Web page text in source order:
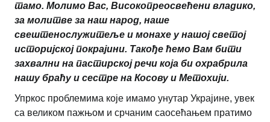
тамо. Молимо Вас, Високопреосвећени владико,
за молитве за наш народ, наше
свештенослужитеље и монахе у нашој светој
историјској покрајини. Такође ћемо Вам бити
захвални на пастирској речи која би охрабрила
нашу браћу и сестре на Косову и Метохији.
Упркос проблемима које имамо унутар Украјине, увек
са великом пажњом и срчаним саосећањем пратимо